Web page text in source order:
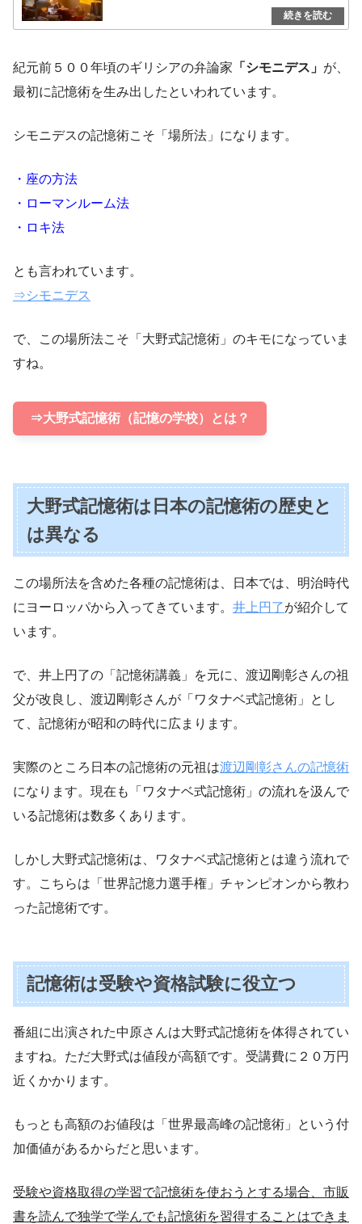
紀元前５００年頃のギリシアの弁論家 「シモニデス」 が、
最初に記憶術を生み出したといわれています。
シモニデスの記憶術こそ「場所法」になります。
・座の方法
・ローマンルーム法
・ロキ法
とも言われています。
⇒シモニデス
で、この場所法こそ「大野式記憶術」のキモになっていま
すね。
⇒大野式記憶術（記憶の学校）とは？
大野式記憶術は日本の記憶術の歴史と
は異なる
この場所法を含めた各種の記憶術は、日本では、明治時代
にヨーロッパから入ってきています。 井上円了が紹介して
います。
で、井上円了の「記憶術講義」を元に、渡辺剛彰さんの祖
父が改良し、渡辺剛彰さんが「ワタナベ式記憶術」とし
て、記憶術が昭和の時代に広まります。
実際のところ日本の記憶術の元祖は渡辺剛彰さんの記憶術
になります。現在も「ワタナベ式記憶術」の流れを汲んで
いる記憶術は数多くあります。
しかし大野式記憶術は、ワタナベ式記憶術とは違う流れで
す。こちらは「世界記憶力選手権」チャンピオンから教わ
った記憶術です。
記憶術は受験や資格試験に役立つ
番組に出演された中原さんは大野式記憶術を体得されてい
ますね。ただ大野式は値段が高額です。受講費に２０万円
近くかかります。
もっとも高額のお値段は「世界最高峰の記憶術」という付
加価値があるからだと思います。
受験や資格取得の学習で記憶術を使おうとする場合、市販
書を読んで独学で学んでも記憶術を習得することはできま